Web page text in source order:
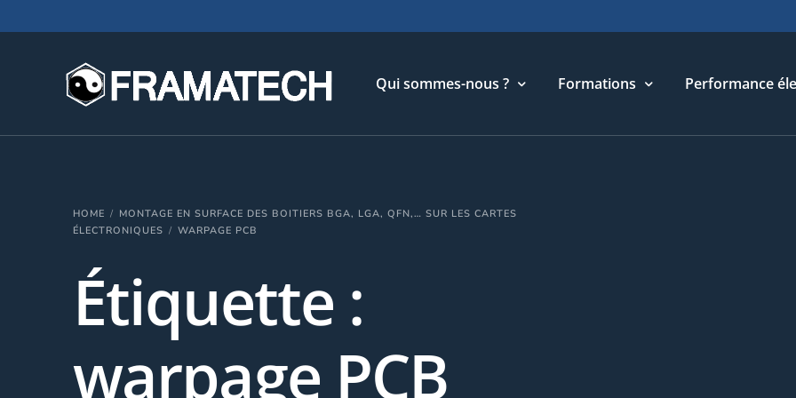
Qui sommes-nous ?
Notre métier
Formations Performance
HOME
MONTAGE EN SURFACE DES BOITIERS BGA, LGA, QFN,… SUR LES CARTES
ÉLECTRONIQUES
WARPAGE PCB
Étiquette :
warpage PCB